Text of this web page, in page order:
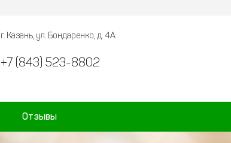
г. Казань, ул. Бондаренко, д. 4А
+7 (843) 523-8802
Отзывы